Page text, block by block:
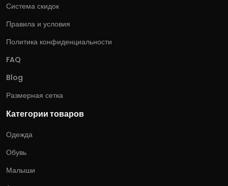
Система скидок
Правила и условия
Политика конфиденциальности
FAQ
Blog
Размерная сетка
Категории товаров
Одежда
Обувь
Малыши